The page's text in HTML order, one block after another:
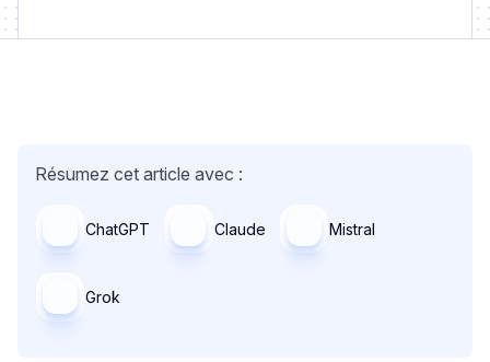
Résumez cet article avec :
ChatGPT Claude Mistral
Grok